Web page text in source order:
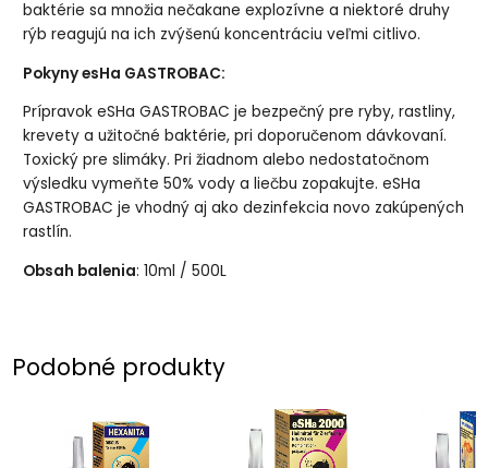
baktérie sa množia nečakane explozívne a niektoré druhy
rýb reagujú na ich zvýšenú koncentráciu veľmi citlivo.
Pokyny esHa GASTROBAC:
Prípravok eSHa GASTROBAC je bezpečný pre ryby, rastliny,
krevety a užitočné baktérie, pri doporučenom dávkovaní.
Toxický pre slimáky. Pri žiadnom alebo nedostatočnom
výsledku vymeňte 50% vody a liečbu zopakujte. eSHa
GASTROBAC je vhodný aj ako dezinfekcia novo zakúpených
rastlín.
Obsah balenia: 10ml / 500L
Podobné produkty